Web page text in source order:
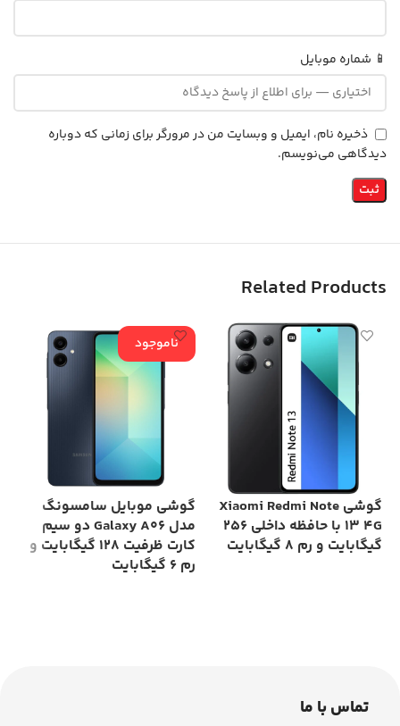
📱 شماره موبایل
ذخیره نام، ایمیل و وبسایت من در مرورگر برای زمانی که دوباره
دیدگاهی می‌نویسم.
Related Products
گوشی Xiaomi Redmi Note
13 4G با حافظه داخلی 256
گیگابایت و رم 8 گیگابایت
ناموجود
گوشی موبایل سامسونگ
مدل Galaxy A06 دو سیم
کارت ظرفیت 128 گیگابایت و
رم 6 گیگابایت
تماس با ما